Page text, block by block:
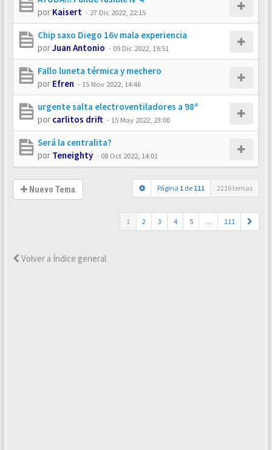
por Kaisert - 27 Dic 2022, 22:15
Chip saxo Diego 16v mala experiencia
porJuan Antonio - 09 Dic 2022, 19:51
Fallo luneta térmica y mechero
por Efren - 15 Nov 2022, 14:46
urgente salta electroventiladores a 98ª
por carlitos drift - 15 May 2022, 23:00
Será la centralita?
por Teneighty - 08 Oct 2022, 14:01
Nuevo Tema Página 1 de 111 2216 temas
1 2 3 4 5 … 111
Volver a Índice general